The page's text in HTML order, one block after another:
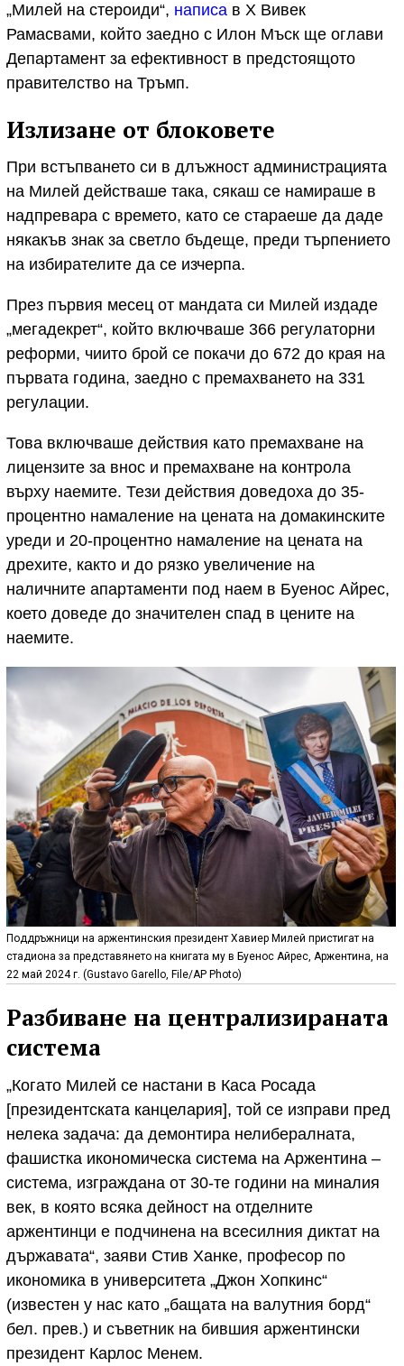
„Милей на стероиди“, написа в X Вивек
Рамасвами, който заедно с Илон Мъск ще оглави
Департамент за ефективност в предстоящото
правителство на Тръмп.
Излизане от блоковете
При встъпването си в длъжност администрацията
на Милей действаше така, сякаш се намираше в
надпревара с времето, като се стараеше да даде
някакъв знак за светло бъдеще, преди търпението
на избирателите да се изчерпа.
През първия месец от мандата си Милей издаде
„мегадекрет“, който включваше 366 регулаторни
реформи, чиито брой се покачи до 672 до края на
първата година, заедно с премахването на 331
регулации.
Това включваше действия като премахване на
лицензите за внос и премахване на контрола
върху наемите. Тези действия доведоха до 35-
процентно намаление на цената на домакинските
уреди и 20-процентно намаление на цената на
дрехите, както и до рязко увеличение на
наличните апартаменти под наем в Буенос Айрес,
което доведе до значителен спад в цените на
наемите.
Поддръжници на аржентинския президент Хавиер Милей пристигат на
стадиона за представянето на книгата му в Буенос Айрес, Аржентина, на
22 май 2024 г. (Gustavo Garello, File/AP Photo)
Разбиване на централизираната
система
„Когато Милей се настани в Каса Росада
[президентската канцелария], той се изправи пред
нелека задача: да демонтира нелибералната,
фашистка икономическа система на Аржентина –
система, изграждана от 30-те години на миналия
век, в която всяка дейност на отделните
аржентинци е подчинена на всесилния диктат на
държавата“, заяви Стив Ханке, професор по
икономика в университета „Джон Хопкинс“
(известен у нас като „бащата на валутния борд“
бел. прев.) и съветник на бившия аржентински
президент Карлос Менем.